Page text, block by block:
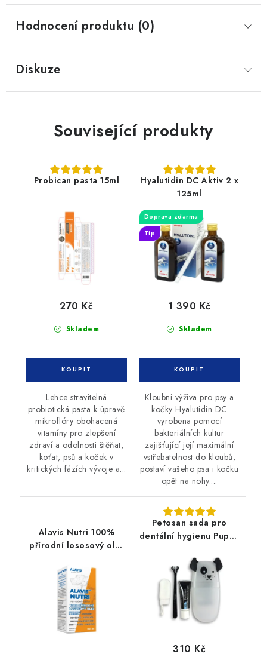
Hodnocení produktu (0)
Diskuze
Související produkty
Probican pasta 15ml
Skladem
270 Kč
Lehce stravitelná
probiotická pasta k úpravě
mikroflóry obohacená
vitamíny pro zlepšení
zdraví a odolnosti štěňat,
koťat, psů a koček v
kritických fázích vývoje a...
Hyalutidin DC Aktiv 2 x
125ml
Doprava zdarma
Tip
Skladem
1 390 Kč
Kloubní výživa pro psy a
kočky Hyalutidin DC
vyrobena pomocí
bakteriálních kultur
zajišťující její maximální
vstřebatelnost do kloubů,
postaví vašeho psa i kočku
opět na nohy....
Alavis Nutri 100%
přírodní lososový olej
Petosan sada pro
dentální hygienu Puppy
310 Kč